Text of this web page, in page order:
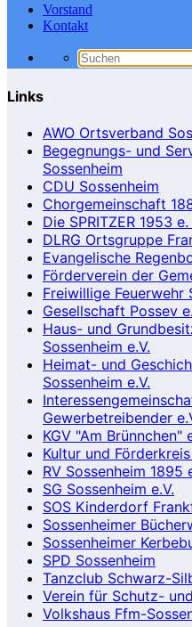
Vorstand
Kontakt
Links
AWO Ortsverband
Begegnungs- und
Sossenheim
CDU Sossenheim
Chorgemeinschaft
Die SPRITZER 1953 e.
DLRG Ortsgruppe
Evangelische
Förderverein der
Freiwillige Feuerwehr
Gesellschaft Possev
Haus- und
Sossenheim e.V.
Heimat- und
Sossenheim e.V.
Gewerbetreibender
KGV "Am Brünnchen"
Kultur und
RV Sossenheim 1895
SG Sossenheim e.V.
SOS Kinderdorf
Sossenheimer
Sossenheimer
SPD Sossenheim
Tanzclub Schwarz-
Verein für Schutz-
Volkshaus Ffm-